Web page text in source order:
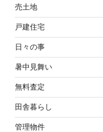
売土地
戸建住宅
日々の事
暑中見舞い
無料査定
田舎暮らし
管理物件